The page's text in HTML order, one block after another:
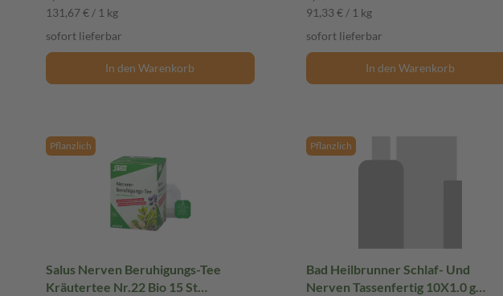
131,67 € / 1 kg
sofort lieferbar
In den Warenkorb
91,33 € / 1 kg
sofort lieferbar
In den Warenkorb
Pflanzlich
Salus Nerven Beruhigungs-Tee
Kräutertee Nr.22 Bio 15 St
Pflanzlich
Bad Heilbrunner Schlaf- Und
Nerven Tassenfertig 10X1.0 g